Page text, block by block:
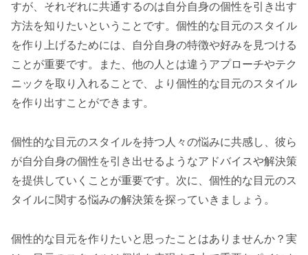
すが、それぞれに共通するのは自分自身の個性を引き出す
方法を知りたいということです。個性的な目元のスタイル
を作り上げるためには、自分自身の特徴や好みを見つける
ことが重要です。また、他の人とは違うアプローチやテク
ニックを取り入れることで、より個性的な目元のスタイル
を作り出すことができます。
個性的な目元のスタイルを持つ人々の悩みに共感し、彼ら
が自分自身の個性を引き出せるようなアドバイスや解決策
を提供していくことが重要です。次に、個性的な目元のス
タイルに関する悩みの解決策を探っていきましょう。
個性的な目元を作りたいと思ったことはありませんか？実